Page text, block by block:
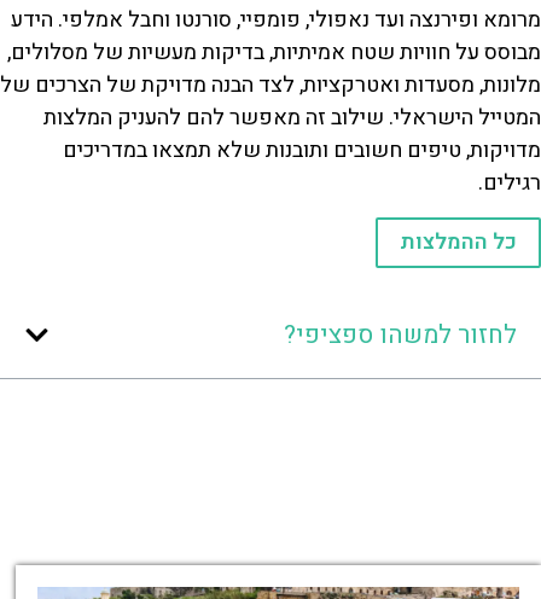
מרומא ופירנצה ועד נאפולי, פומפיי, סורנטו וחבל אמלפי. הידע
מבוסס על חוויות שטח אמיתיות, בדיקות מעשיות של מסלולים,
מלונות, מסעדות ואטרקציות, לצד הבנה מדויקת של הצרכים של
המטייל הישראלי. שילוב זה מאפשר להם להעניק המלצות
מדויקות, טיפים חשובים ותובנות שלא תמצאו במדריכים
רגילים.
כל ההמלצות
לחזור למשהו ספציפי?